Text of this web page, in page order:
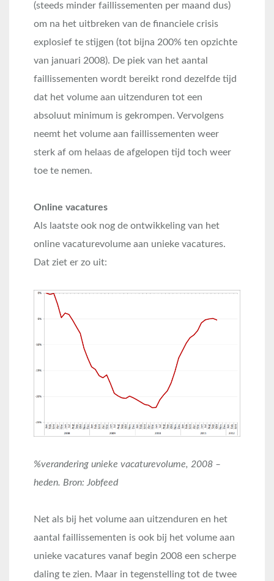
(steeds minder faillissementen per maand dus)
om na het uitbreken van de financiele crisis
explosief te stijgen (tot bijna 200% ten opzichte
van januari 2008). De piek van het aantal
faillissementen wordt bereikt rond dezelfde tijd
dat het volume aan uitzenduren tot een
absoluut minimum is gekrompen. Vervolgens
neemt het volume aan faillissementen weer
sterk af om helaas de afgelopen tijd toch weer
toe te nemen.
Online vacatures
Als laatste ook nog de ontwikkeling van het
online vacaturevolume aan unieke vacatures.
Dat ziet er zo uit:
%verandering unieke vacaturevolume, 2008 –
heden. Bron: Jobfeed
Net als bij het volume aan uitzenduren en het
aantal faillissementen is ook bij het volume aan
unieke vacatures vanaf begin 2008 een scherpe
daling te zien. Maar in tegenstelling tot de twee